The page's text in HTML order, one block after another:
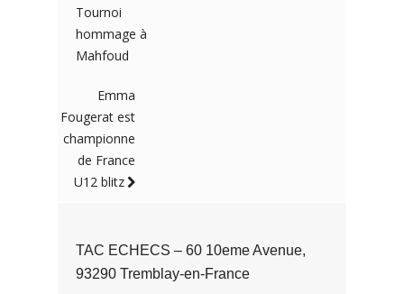
Tournoi
hommage à
Mahfoud
Emma
Fougerat est
championne
de France
U12 blitz
TAC ECHECS – 60 10eme Avenue,
93290 Tremblay-en-France